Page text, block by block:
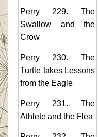
Perry 229. The
Swallow and the
Crow
Perry 230. The
Turtle takes Lessons
from the Eagle
Perry 231. The
Athlete and the Flea